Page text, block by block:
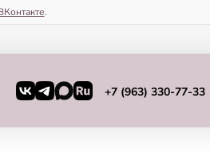
.
+7 (963) 330-77-33